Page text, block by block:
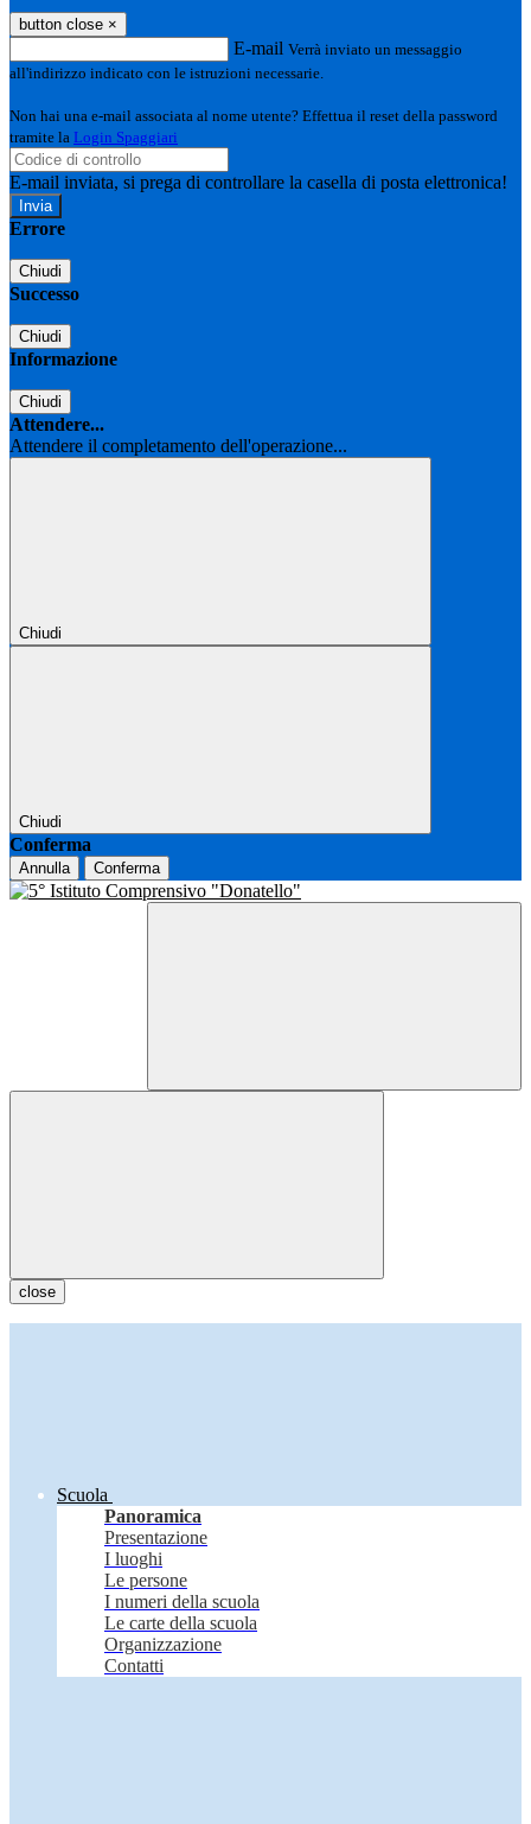
button close ×
E-mail Verrà inviato un messaggio
all'indirizzo indicato con le istruzioni necessarie.
Non hai una e-mail associata al nome utente? Effettua il reset della password
tramite la Login Spaggiari
E-mail inviata, si prega di controllare la casella di posta elettronica!
Errore
Chiudi
Successo
Chiudi
Informazione
Chiudi
Attendere...
Attendere il completamento dell'operazione...
Chiudi
Chiudi
Conferma
Annulla Conferma
close
Scuola
Panoramica
Presentazione
I luoghi
Le persone
I numeri della scuola
Le carte della scuola
Organizzazione
Contatti